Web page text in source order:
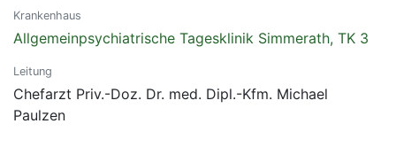
Krankenhaus
Allgemeinpsychiatrische Tagesklinik Simmerath, TK 3
Leitung
Chefarzt Priv.-Doz. Dr. med. Dipl.-Kfm. Michael
Paulzen